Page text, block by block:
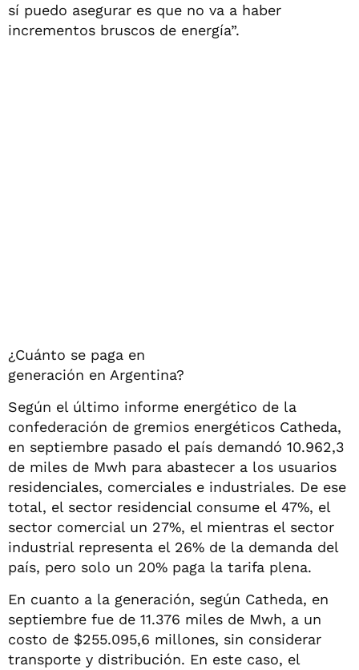
sí puedo asegurar es que no va a haber
incrementos bruscos de energía”.
¿Cuánto se paga en
generación en Argentina?
Según el último informe energético de la
confederación de gremios energéticos Catheda,
en septiembre pasado el país demandó 10.962,3
de miles de Mwh para abastecer a los usuarios
residenciales, comerciales e industriales. De ese
total, el sector residencial consume el 47%, el
sector comercial un 27%, el mientras el sector
industrial representa el 26% de la demanda del
país, pero solo un 20% paga la tarifa plena.
En cuanto a la generación, según Catheda, en
septiembre fue de 11.376 miles de Mwh, a un
costo de $255.095,6 millones, sin considerar
transporte y distribución. En este caso, el